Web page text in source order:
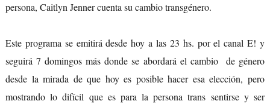
persona, Caitlyn Jenner cuenta su cambio transgénero.
Este programa se emitirá desde hoy a las 23 hs. por el canal E! y
seguirá 7 domingos más donde se abordará el cambio de género
desde la mirada de que hoy es posible hacer esa elección, pero
mostrando lo difícil que es para la persona trans sentirse y ser